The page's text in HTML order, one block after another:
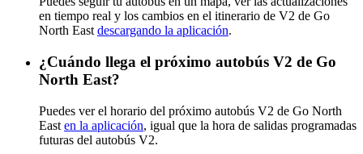
en tiempo real y los cambios en el itinerario de V2 de Go
North East descargando la aplicación.
¿Cuándo llega el próximo autobús V2 de Go
North East?
Puedes ver el horario del próximo autobús V2 de Go North
East en la aplicación, igual que la hora de salidas programadas
futuras del autobús V2.